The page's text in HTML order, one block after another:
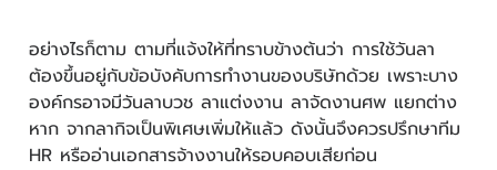
อย่างไรก็ตาม ตามที่แจ้งให้ที่ทราบข้างต้นว่า การใช้วันลา
ต้องขึ้นอยู่กับข้อบังคับการทำงานของบริษัทด้วย เพราะบาง
องค์กรอาจมีวันลาบวช ลาแต่งงาน ลาจัดงานศพ แยกต่าง
หาก จากลากิจเป็นพิเศษเพิ่มให้แล้ว ดังนั้นจึงควรปรึกษาทีม
HR หรืออ่านเอกสารจ้างงานให้รอบคอบเสียก่อน